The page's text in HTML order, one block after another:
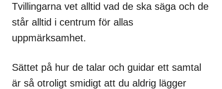
Tvillingarna vet alltid vad de ska säga och de
står alltid i centrum för allas
uppmärksamhet.
Sättet på hur de talar och guidar ett samtal
är så otroligt smidigt att du aldrig lägger